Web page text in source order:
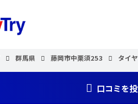
群馬県 藤岡市中栗須253 タイ
口コミを